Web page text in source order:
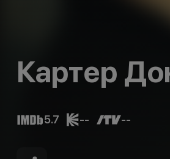
Картер
5.7 -- --